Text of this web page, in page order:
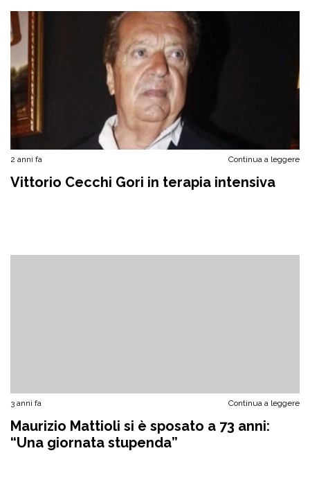
2 anni fa Continua a leggere
Vittorio Cecchi Gori in terapia intensiva
3 anni fa Continua a leggere
Maurizio Mattioli si è sposato a 73 anni:
“Una giornata stupenda”